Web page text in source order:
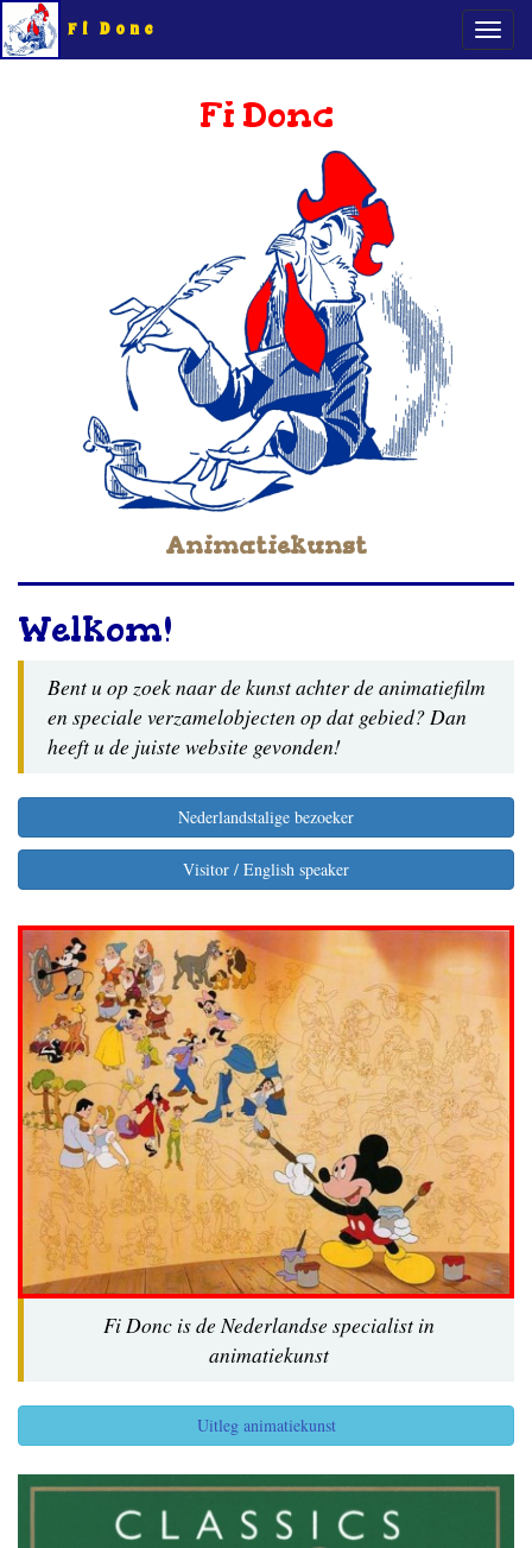
Fi Donc
Fi Donc
Animatiekunst
Welkom!
Bent u op zoek naar de kunst achter de animatiefilm
en speciale verzamelobjecten op dat gebied? Dan
heeft u de juiste website gevonden!
Nederlandstalige bezoeker
Visitor / English speaker
Fi Donc is de Nederlandse specialist in
animatiekunst
Uitleg animatiekunst